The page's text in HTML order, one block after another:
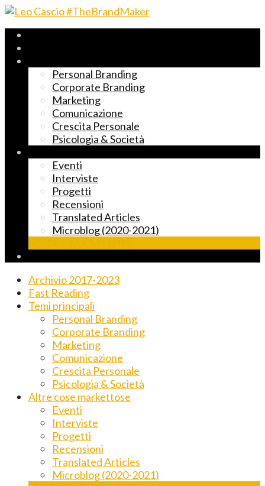
Personal Branding
Corporate Branding
Marketing
Comunicazione
Crescita Personale
Psicologia & Società
Eventi
Interviste
Progetti
Recensioni
Translated Articles
Microblog (2020-2021)
Archivio 2017-2023
Fast Reading
Temi principali
Personal Branding
Corporate Branding
Marketing
Comunicazione
Crescita Personale
Psicologia & Società
Altre cose markettose
Eventi
Interviste
Progetti
Recensioni
Translated Articles
Microblog (2020-2021)